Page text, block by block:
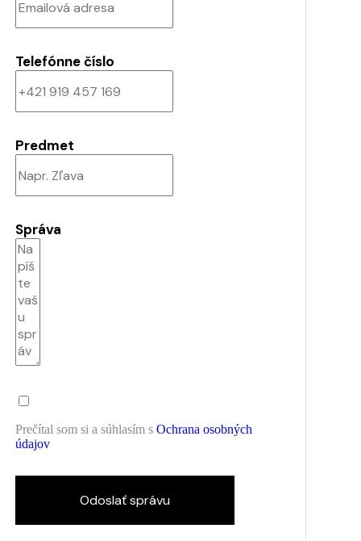
Telefónne číslo
Predmet
Správa
Prečítal som si a súhlasím s Ochrana osobných
údajov
Odoslať správu